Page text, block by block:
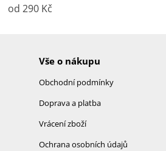
od 290 Kč
Vše o nákupu
Obchodní podmínky
Doprava a platba
Vrácení zboží
Ochrana osobních údajů